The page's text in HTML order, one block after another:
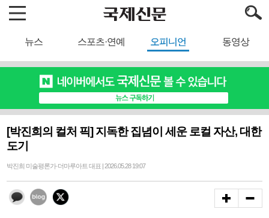
뉴스 스포츠·연예 오피니언 동영상
[박진희의 컬처 픽] 지독한 집념이 세운 로컬 자산, 대한
도기
박진희 미술평론가·더마루아트 대표 | 2026.05.28 19:07